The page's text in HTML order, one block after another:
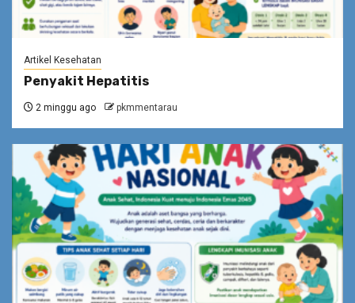
Artikel Kesehatan
Penyakit Hepatitis
2 minggu ago pkmmentarau